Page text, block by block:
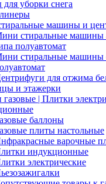
уборки снега
машины и
стиральные машины
полуавтомат
стиральные машины
для отжима
и этажерки
| Плитки
баллоны
плиты настольные
варочные
индукционные
электрические